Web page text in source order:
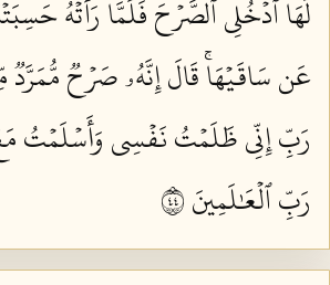
لَهَا ٱدۡخُلِي ٱلصَّرۡحَۖ فَلَمَّا رَأَتۡهُ
عَن سَاقَيۡهَاۚ قَالَ إِنَّهُۥ صَرۡحٞ مُّمَرَّدٞ
رَبِّ إِنِّي ظَلَمۡتُ نَفۡسِي وَأَسۡلَمۡتُ
رَبِّ ٱلۡعَٰلَمِينَ ٤٤